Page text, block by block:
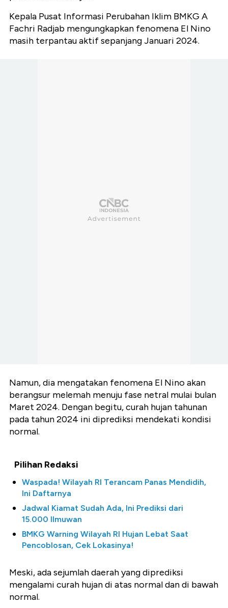
Kepala Pusat Informasi Perubahan Iklim BMKG A
Fachri Radjab mengungkapkan fenomena El Nino
masih terpantau aktif sepanjang Januari 2024.
Namun, dia mengatakan fenomena El Nino akan
berangsur melemah menuju fase netral mulai bulan
Maret 2024. Dengan begitu, curah hujan tahunan
pada tahun 2024 ini diprediksi mendekati kondisi
normal.
Pilihan Redaksi
Waspada! Wilayah RI Terancam Panas Mendidih,
Ini Daftarnya
Jadwal Kiamat Sudah Ada, Ini Prediksi dari
15.000 Ilmuwan
BMKG Warning Wilayah RI Hujan Lebat Saat
Pencoblosan, Cek Lokasinya!
Meski, ada sejumlah daerah yang diprediksi
mengalami curah hujan di atas normal dan di bawah
normal.